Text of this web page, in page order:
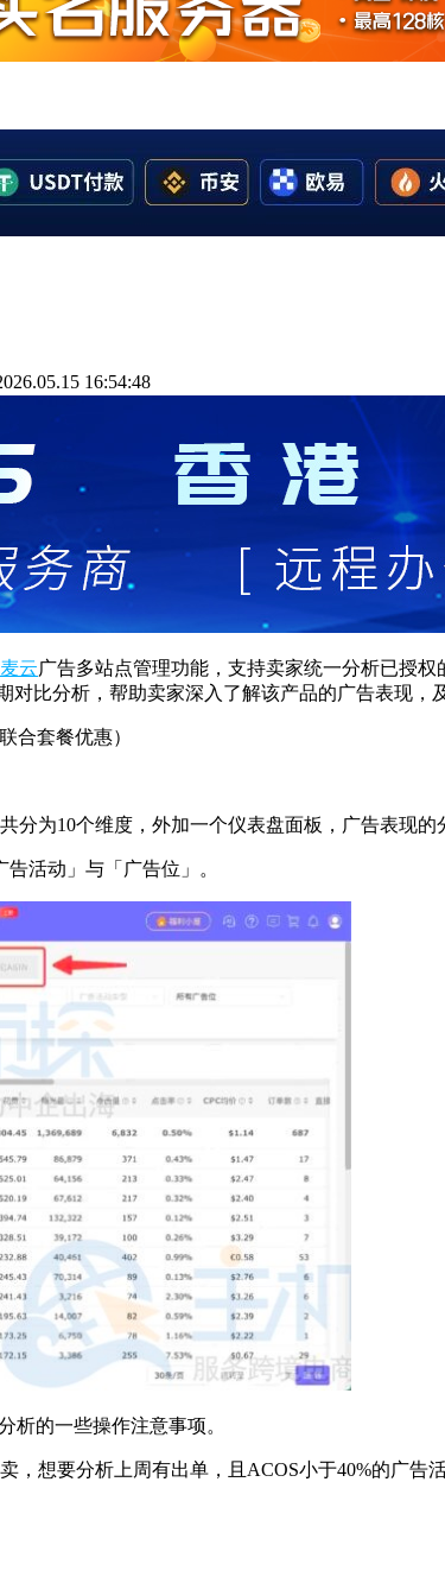
16:54:48
云广告多站点管理功能，支持卖家统一分析已授
比分析，帮助卖家深入了解该产品的广告表现，
合套餐优惠）
为10个维度，外加一个仪表盘面板，广告表现的
活动」与「广告位」。
析的一些操作注意事项。
想要分析上周有出单，且ACOS小于40%的广